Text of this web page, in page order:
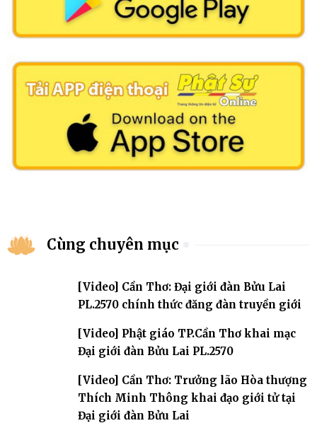
Cùng chuyên mục
[Video] Cần Thơ: Đại giới đàn Bửu Lai
PL.2570 chính thức đăng đàn truyền giới
[Video] Phật giáo TP.Cần Thơ khai mạc
Đại giới đàn Bửu Lai PL.2570
[Video] Cần Thơ: Trưởng lão Hòa thượng
Thích Minh Thông khai đạo giới tử tại
Đại giới đàn Bửu Lai